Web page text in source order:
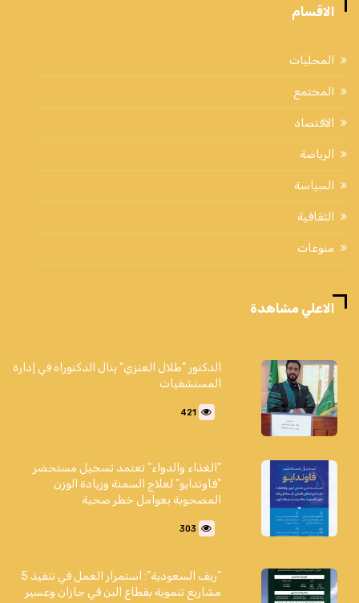
الاقسام
المحليات
المجتمع
الاقتصاد
الرياضة
السياسة
الثقافية
منوعات
الاعلي مشاهدة
الدكتور "طلال العنزي" ينال الدكتوراه في إدارة
المستشفيات
421
"الغذاء والدواء" تعتمد تسجيل مستحضر
"فاوندايو" لعلاج السمنة وزيادة الوزن
المصحوبة بعوامل خطر صحية
303
"ريف السعودية": استمرار العمل في تنفيذ 5
مشاريع تنموية بقطاع البن في جازان وعسير